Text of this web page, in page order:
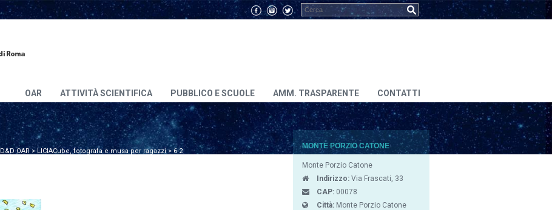
OAR ATTIVITÀ SCIENTIFICA PUBBLICO E SCUOLE AMM. TRASPARENTE CONTATTI
D&D OAR>LICIACube, fotografa e musa per ragazzi>6-2
MONTE PORZIO CATONE
Monte Porzio Catone
Indirizzo: Via Frascati, 33
CAP: 00078
Città: Monte Porzio Catone